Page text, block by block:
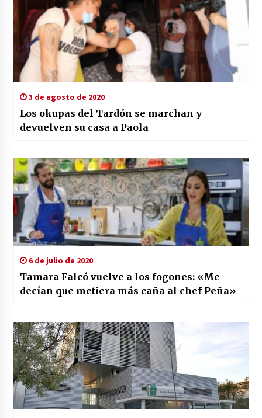
3 de agosto de 2020
Los okupas del Tardón se marchan y
devuelven su casa a Paola
6 de julio de 2020
Tamara Falcó vuelve a los fogones: «Me
decían que metiera más caña al chef Peña»